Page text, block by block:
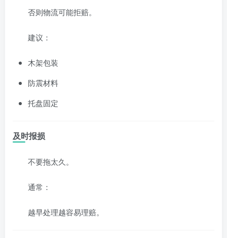
否则物流可能拒赔。
建议：
木架包装
防震材料
托盘固定
及时报损
不要拖太久。
通常：
越早处理越容易理赔。